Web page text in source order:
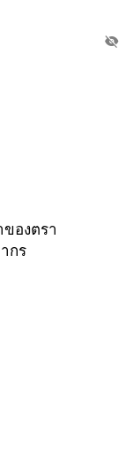
visibility_off
องตรา
กร